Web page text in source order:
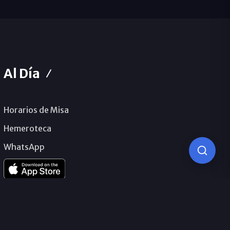
Al Día
Horarios de Misa
Hemeroteca
WhatsApp